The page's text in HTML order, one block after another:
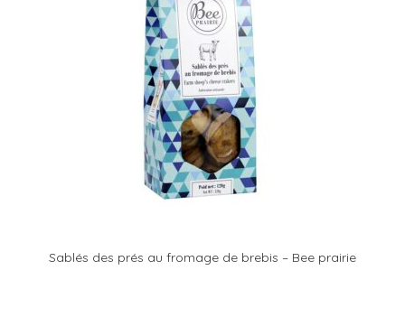
Sablés des prés au fromage de brebis – Bee prairie